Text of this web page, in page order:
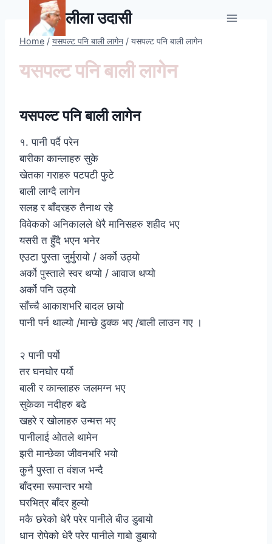
content
लीला उदासी
Home / यसपल्ट पनि बाली लागेन / यसपल्ट पनि बाली लागेन
यसपल्ट पनि बाली लागेन
यसपल्ट पनि बाली लागेन
१. पानी पर्दै परेन
बारीका कान्लाहरु सुके
खेतका गराहरु पटपटी फुटे
बाली लाग्दै लागेन
सलह र बाँदरहरु तैनाथ रहे
विवेकको अनिकालले धेरै मानिसहरु शहीद भए
यसरी त हुँदै भएन भनेर
एउटा पुस्ता जुर्मुरायो / अर्को उठ्यो
अर्को पुस्ताले स्वर थप्यो / आवाज थप्यो
अर्को पनि उठ्यो
साँच्चै आकाशभरि बादल छायो
पानी पर्न थाल्यो /मान्छे ढुक्क भए /बाली लाउन गए ।
२ पानी पर्यो
तर घनघोर पर्यो
बाली र कान्लाहरु जलमग्न भए
सुकेका नदीहरु बढे
खहरे र खोलाहरु उन्मत्त भए
पानीलाई ओतले थामेन
झरी मान्छेका जीवनभरि भयो
कुनै पुस्ता त वंशज भन्दै
बाँदरमा रूपान्तर भयो
घरभित्र बाँदर हुल्यो
मकै छरेको धेरै परेर पानीले बीउ डुबायो
धान रोपेको धेरै परेर पानीले गाबो डुबायो